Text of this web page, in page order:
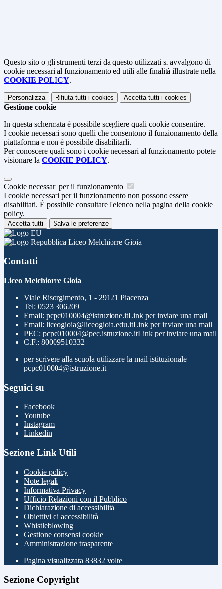
Questo sito o gli strumenti terzi da questo utilizzati si avvalgono di
cookie necessari al funzionamento ed utili alle finalità illustrate nella
COOKIE POLICY.
Personalizza Rifiuta tutti i cookies Accetta tutti i cookies
Gestione cookie
In questa schermata è possibile scegliere quali cookie consentire.
I cookie necessari sono quelli che consentono il funzionamento della
piattaforma e non è possibile disabilitarli.
Per conoscere quali sono i cookie necessari al funzionamento potete
visionare la COOKIE POLICY.
Cookie necessari per il funzionamento
I cookie necessari per il funzionamento non possono essere
disabilitati. È possibile consultare l'elenco nella pagina della cookie
policy.
Accetta tutti Salva le preferenze
Liceo Melchiorre Gioia
Contatti
Liceo Melchiorre Gioia
Viale Risorgimento, 1 - 29121 Piacenza
Tel: 0523 306209
Email: pcpc010004@istruzione.itLink per inviare una mail
Email: liceogioia@liceogioia.edu.itLink per inviare una mail
PEC: pcpc010004@pec.istruzione.itLink per inviare una mail
C.F.: 80009510332
per scrivere alla scuola utilizzare la mail istituzionale
pcpc010004@istruzione.it
Seguici su
Facebook
Youtube
Instagram
Linkedin
Sezione Link Utili
Cookie policy
Note legali
Informativa Privacy
Ufficio Relazioni con il Pubblico
Dichiarazione di accessibilità
Obiettivi di accessibilità
Whistleblowing
Gestione consensi cookie
Amministrazione trasparente
Pagina visualizzata 83832 volte
Sezione Copyright